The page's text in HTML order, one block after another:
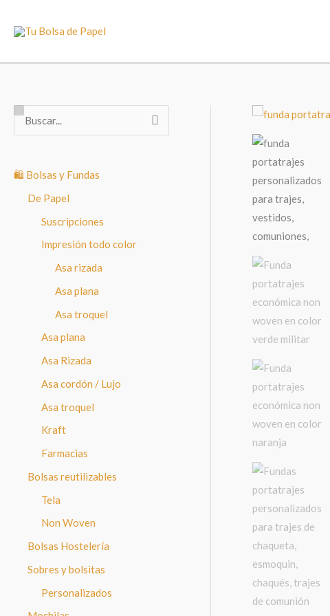
B
u
c
🛍️ Bolsas y Fundas
De Papel
Suscripciones
Impresión todo color
Asa rizada
Asa plana
Asa troquel
Asa plana
Asa Rizada
Asa cordón / Lujo
Asa troquel
Kraft
Farmacias
Bolsas reutilizables
Tela
Non Woven
Bolsas Hostelería
Sobres y bolsitas
Personalizados